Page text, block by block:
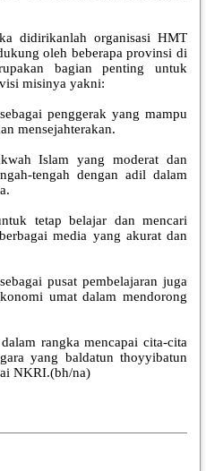
didirikanlah organisasi HMT
oleh beberapa provinsi di
bagian penting untuk
misinya yakni:
penggerak yang mampu
mensejahterakan.
Islam yang moderat dan
tengah dengan adil dalam
tetap belajar dan mencari
media yang akurat dan
pusat pembelajaran juga
umat dalam mendorong
rangka mencapai cita-cita
yang baldatun thoyyibatun
NKRI.(bh/na)